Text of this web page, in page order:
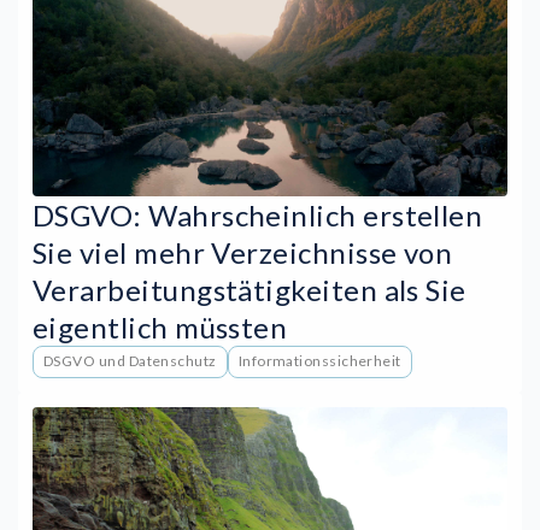
DSGVO: Wahrscheinlich erstellen
Sie viel mehr Verzeichnisse von
Verarbeitungstätigkeiten als Sie
eigentlich müssten
DSGVO und Datenschutz Informationssicherheit